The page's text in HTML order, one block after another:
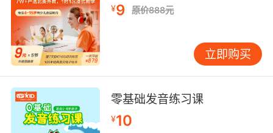
¥9 原价888元
立即购买
零基础发音练习课
¥10